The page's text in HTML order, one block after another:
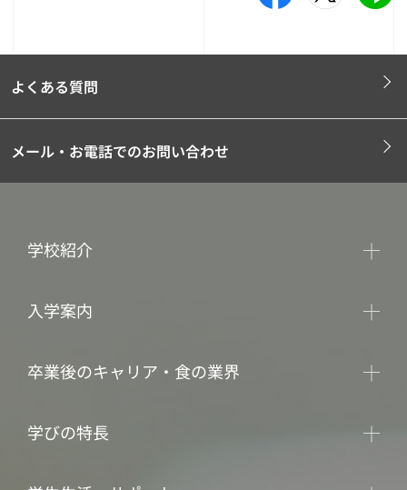
よくある質問
メール・お電話でのお問い合わせ
学校紹介
入学案内
卒業後のキャリア・食の業界
学びの特長